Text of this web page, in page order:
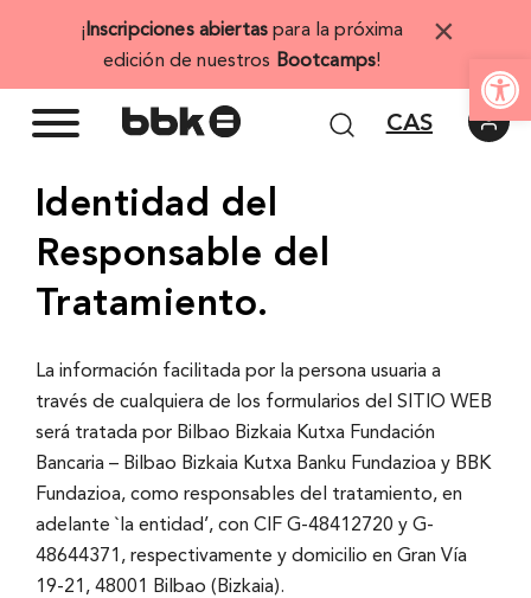
Abrir
¡ Inscripciones abiertas para la próxima
edición de nuestros Bootcamps!
×
CAS
Identidad del
Responsable del
Tratamiento.
La información facilitada por la persona usuaria a
través de cualquiera de los formularios del SITIO WEB
será tratada por Bilbao Bizkaia Kutxa Fundación
Bancaria – Bilbao Bizkaia Kutxa Banku Fundazioa y BBK
Fundazioa, como responsables del tratamiento, en
adelante `la entidad’, con CIF G-48412720 y G-
48644371, respectivamente y domicilio en Gran Ví­a
19-21, 48001 Bilbao (Bizkaia).